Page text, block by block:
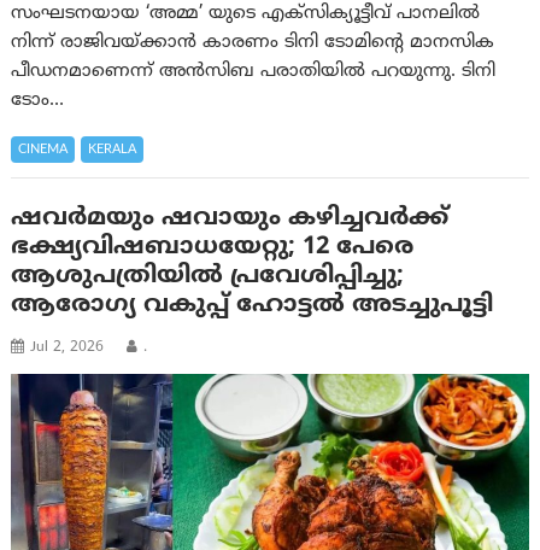
സംഘടനയായ ‘അമ്മ’ യുടെ എക്സിക്യൂട്ടീവ് പാനലിൽ
നിന്ന് രാജിവയ്ക്കാൻ കാരണം ടിനി ടോമിന്റെ മാനസിക
പീഡനമാണെന്ന് അൻസിബ പരാതിയിൽ പറയുന്നു. ടിനി
ടോം…
CINEMA KERALA
ഷവര്‍മയും ഷവായും കഴിച്ചവര്‍ക്ക്
ഭക്ഷ്യവിഷബാധയേറ്റു; 12 പേരെ
ആശുപത്രിയില്‍ പ്രവേശിപ്പിച്ചു;
ആരോഗ്യ വകുപ്പ് ഹോട്ടൽ അടച്ചുപൂട്ടി
Jul 2, 2026 .